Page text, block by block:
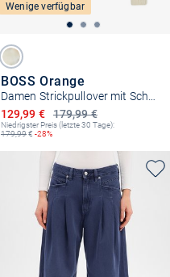
Wenige verfügbar
BOSS Orange
Damen Strickpullover mit Schurrwollanteil - C_Farombo
179,99 €
Ermäßigter Preis
129,99 €
Niedrigster Preis (letzte 30 Tage):
179,99€ -28%